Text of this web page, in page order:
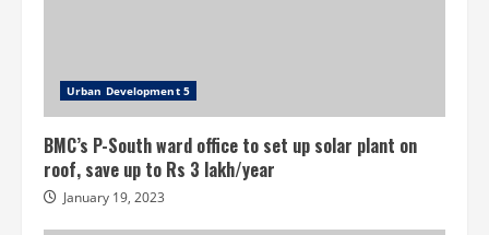
Urban Development 5
BMC’s P-South ward office to set up solar plant on
roof, save up to Rs 3 lakh/year
January 19, 2023